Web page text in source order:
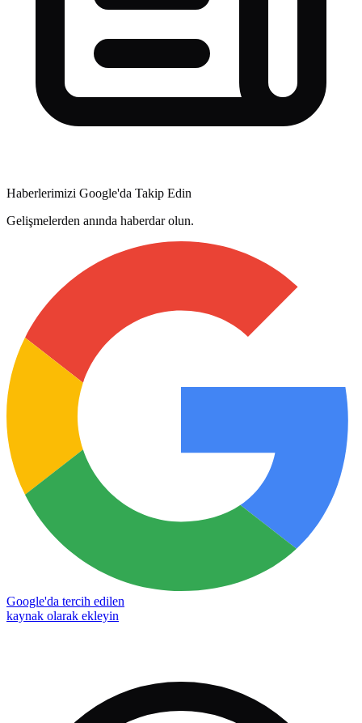
Haberlerimizi Google'da Takip Edin
Gelişmelerden anında haberdar olun.
Google'da tercih edilen
kaynak olarak ekleyin